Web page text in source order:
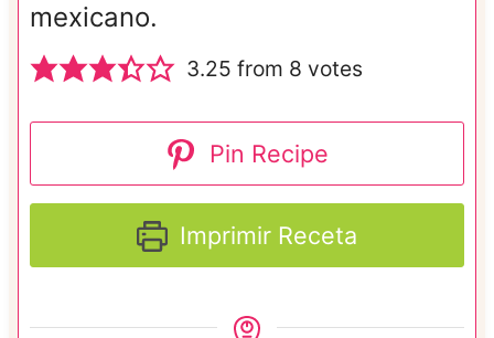
mexicano.
3.25 from 8 votes
Pin Recipe
Imprimir Receta